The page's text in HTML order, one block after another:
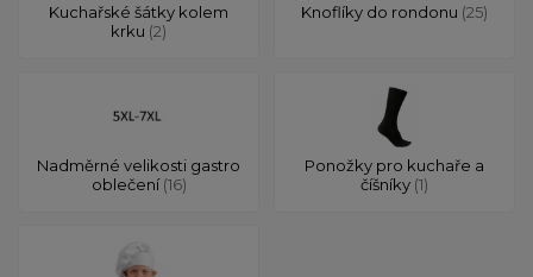
Kuchařské šátky kolem
krku (2)
Knoflíky do rondonu (25)
Nadměrné velikosti gastro
oblečení(16)
Ponožky pro kuchaře a
číšníky (1)